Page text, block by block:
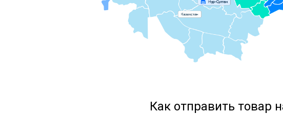
Как отправить товар